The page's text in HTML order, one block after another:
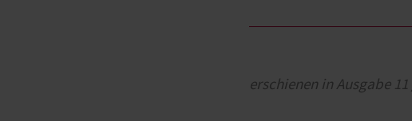
erschienen in Ausgabe 11